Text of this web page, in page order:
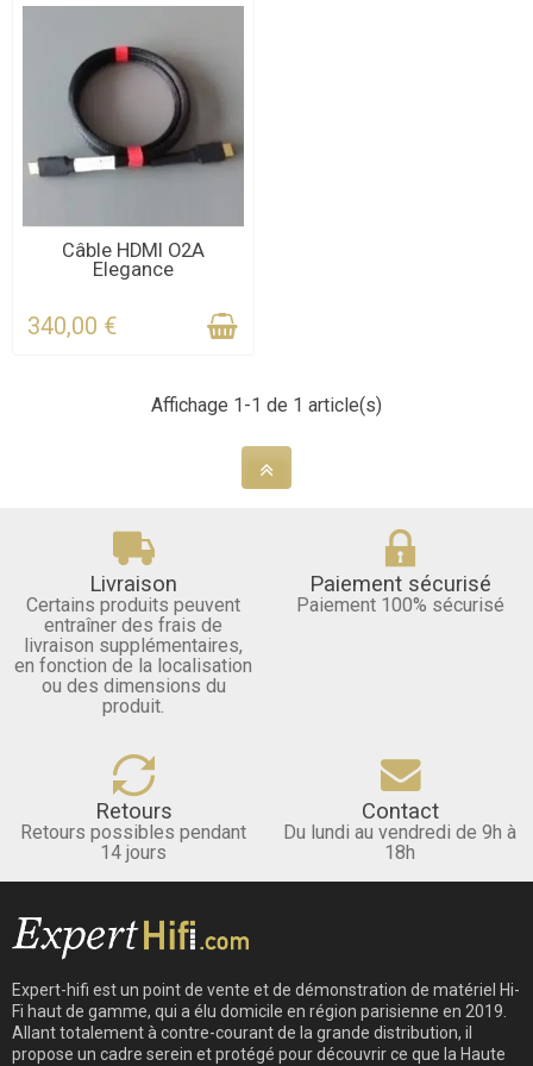
DSD.
CONTACTEZ-NOUS
POUR LE DÉLAI
Câble HDMI O2A
Elegance
340,00 €
Affichage 1-1 de 1 article(s)
Livraison
Certains produits peuvent
entraîner des frais de
livraison supplémentaires,
en fonction de la localisation
ou des dimensions du
produit.
Paiement sécurisé
Paiement 100% sécurisé
Retours
Retours possibles pendant
14 jours
Contact
Du lundi au vendredi de 9h à
18h
Expert-hifi est un point de vente et de démonstration de matériel Hi-
Fi haut de gamme, qui a élu domicile en région parisienne en 2019.
Allant totalement à contre-courant de la grande distribution, il
propose un cadre serein et protégé pour découvrir ce que la Haute